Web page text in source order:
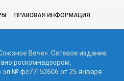
ПРАВОВАЯ ИНФОРМАЦИЯ
Вече». Сетевое издание
роскомнадзором,
эл № фc77-52606 от 25 января